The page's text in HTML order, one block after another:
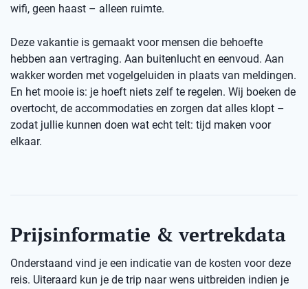
wifi, geen haast – alleen ruimte.
Deze vakantie is gemaakt voor mensen die behoefte
hebben aan vertraging. Aan buitenlucht en eenvoud. Aan
wakker worden met vogelgeluiden in plaats van meldingen.
En het mooie is: je hoeft niets zelf te regelen. Wij boeken de
overtocht, de accommodaties en zorgen dat alles klopt –
zodat jullie kunnen doen wat echt telt: tijd maken voor
elkaar.
Prijsinformatie & vertrekdata
Onderstaand vind je een indicatie van de kosten voor deze
reis. Uiteraard kun je de trip naar wens uitbreiden indien je